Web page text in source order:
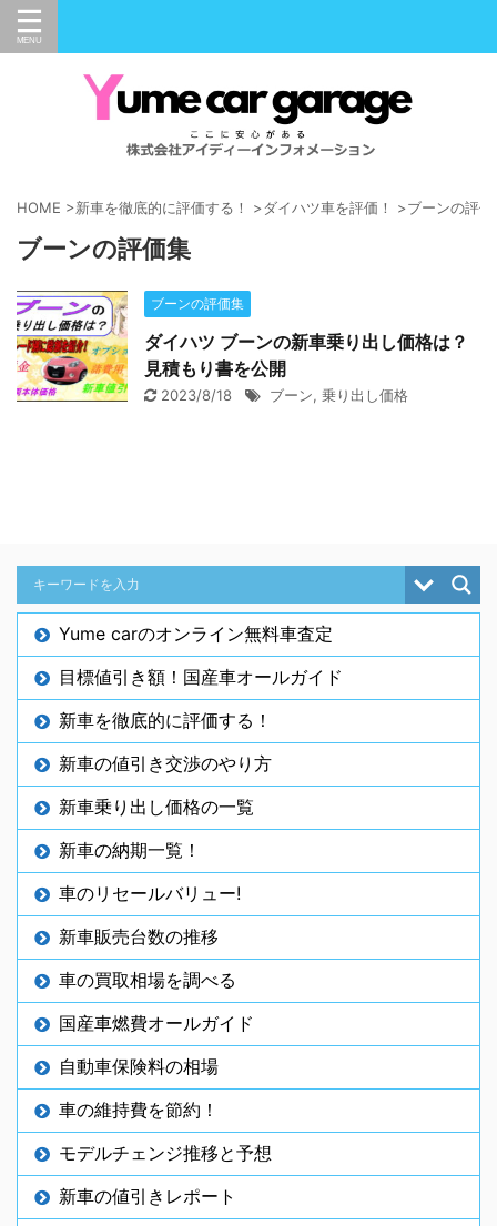
HOME >新車を徹底的に評価する！ >ダイハツ車を評価！ >ブーンの評価
ブーンの評価集
ブーンの評価集
ダイハツ ブーンの新車乗り出し価格は？
見積もり書を公開
2023/8/18 ブーン, 乗り出し価格
Yume carのオンライン無料車査定
目標値引き額！国産車オールガイド
新車を徹底的に評価する！
新車の値引き交渉のやり方
新車乗り出し価格の一覧
新車の納期一覧！
車のリセールバリュー!
新車販売台数の推移
車の買取相場を調べる
国産車燃費オールガイド
自動車保険料の相場
車の維持費を節約！
モデルチェンジ推移と予想
新車の値引きレポート